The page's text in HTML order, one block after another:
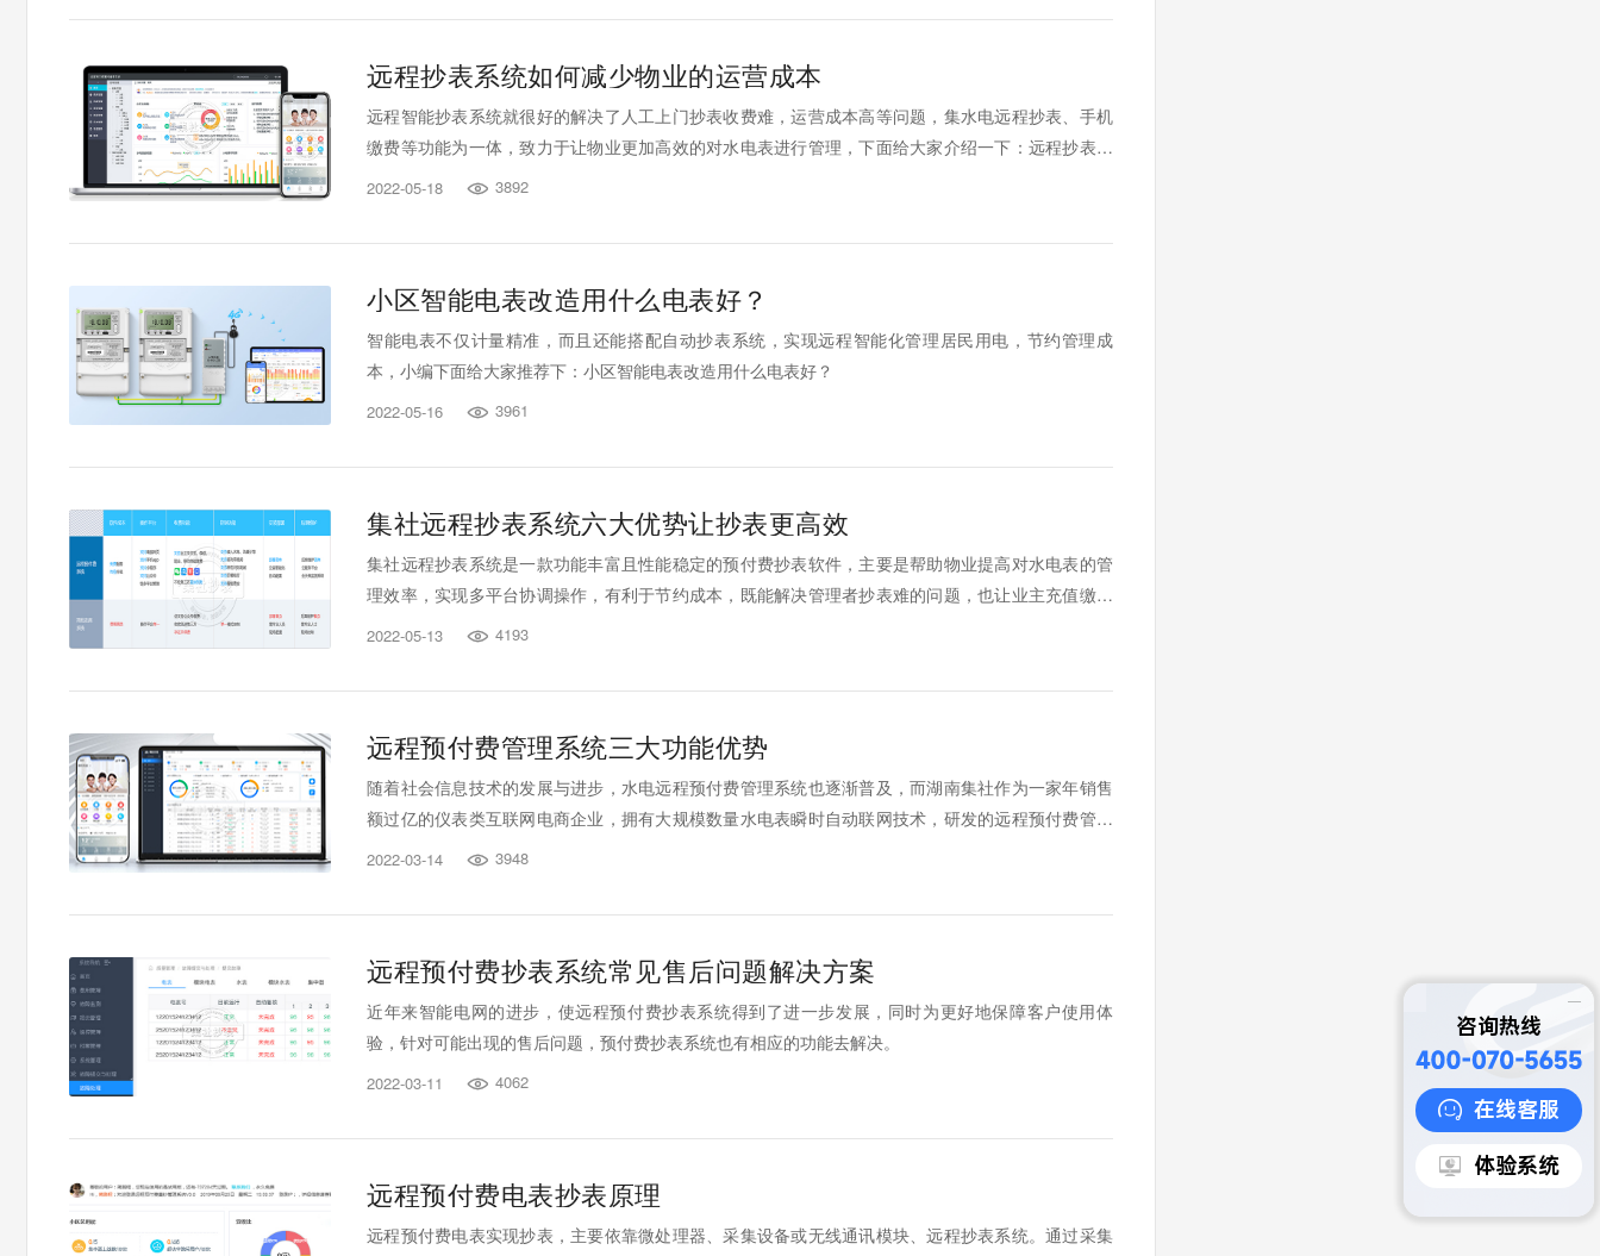
远程抄表系统如何减少物业的运营成本
远程智能抄表系统就很好的解决了人工上门抄表收费难，运营成本高等问题，集水电远程抄表、手机
缴费等功能为一体，致力于让物业更加高效的对水电表进行管理，下面给大家介绍一下：远程抄表系
统如何减少物业的运营成本？
2022-05-18  3892
小区智能电表改造用什么电表好？
智能电表不仅计量精准，而且还能搭配自动抄表系统，实现远程智能化管理居民用电，节约管理成
本，小编下面给大家推荐下：小区智能电表改造用什么电表好？
2022-05-16  3961
集社远程抄表系统六大优势让抄表更高效
集社远程抄表系统是一款功能丰富且性能稳定的预付费抄表软件，主要是帮助物业提高对水电表的管
理效率，实现多平台协调操作，有利于节约成本，既能解决管理者抄表难的问题，也让业主充值缴费
更便捷。目前，已经为超3000+的客户提供了服务，品质有保障，在业内有口皆碑，下面就跟着小编
2022-05-13  4193
远程预付费管理系统三大功能优势
随着社会信息技术的发展与进步，水电远程预付费管理系统也逐渐普及，而湖南集社作为一家年销售
额过亿的仪表类互联网电商企业，拥有大规模数量水电表瞬时自动联网技术，研发的远程预付费管理
系统是目前市面上应用比较广的系统，其系统功能齐全、收缴费用方便、一台电/水表免费接入。
2022-03-14  3948
远程预付费抄表系统常见售后问题解决方案
近年来智能电网的进步，使远程预付费抄表系统得到了进一步发展，同时为更好地保障客户使用体
验，针对可能出现的售后问题，预付费抄表系统也有相应的功能去解决。
2022-03-11  4062
远程预付费电表抄表原理
远程预付费电表实现抄表，主要依靠微处理器、采集设备或无线通讯模块、远程抄表系统。通过采集
咨询热线
在线客服
体验系统